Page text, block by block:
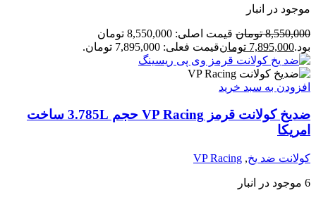
موجود در انبار
8,550,000 تومان
قیمت اصلی: 8,550,000 تومان
بود.7,895,000 تومانقیمت فعلی: 7,895,000 تومان.
افزودن به سبد خرید
ضدیخ کولانت قرمز VP Racing حجم 3.785L ساخت
امریکا
کولانت ضد یخ,
VP Racing
6 موجود در انبار